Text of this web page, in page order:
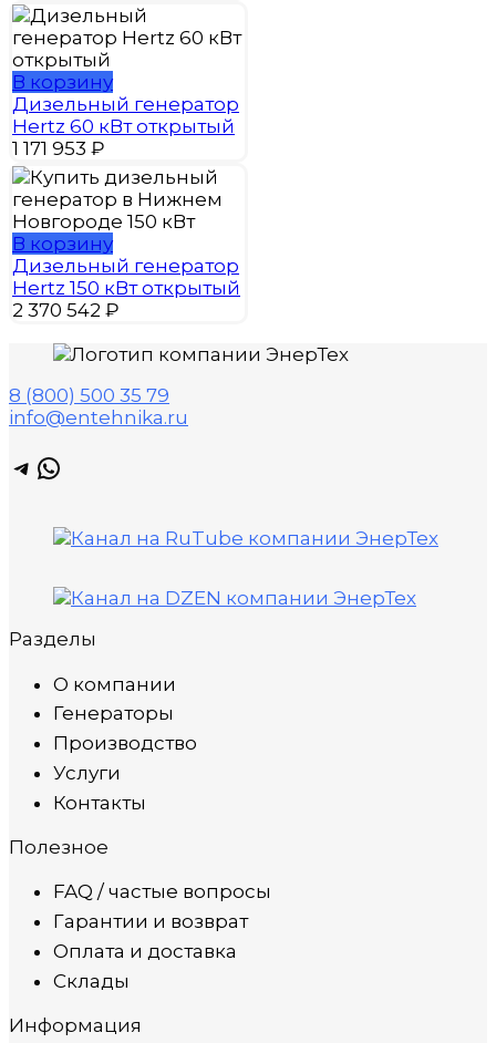
В корзину
Дизельный генератор
Hertz 60 кВт открытый
1 171 953 ₽
В корзину
Дизельный генератор
Hertz 150 кВт открытый
2 370 542 ₽
8 (800) 500 35 79
info@entehnika.ru
Telegram
WhatsApp
Разделы
О компании
Генераторы
Производство
Услуги
Контакты
Полезное
FAQ / частые вопросы
Гарантии и возврат
Оплата и доставка
Склады
Информация